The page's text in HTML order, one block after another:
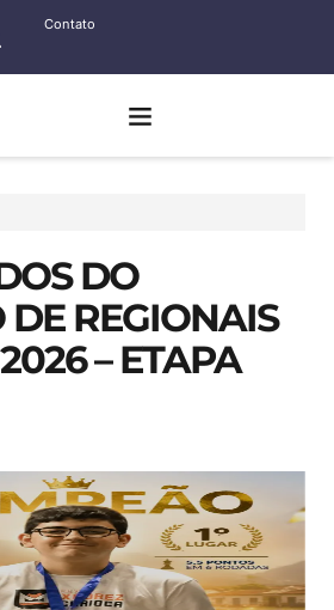
Contato
DO
DE REGIONAIS
– ETAPA